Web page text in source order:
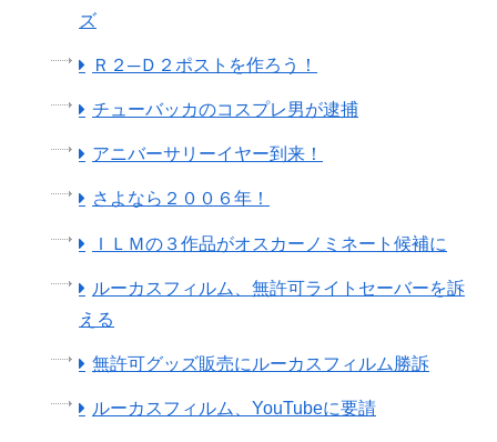
ズ
Ｒ２─Ｄ２ポストを作ろう！
チューバッカのコスプレ男が逮捕
アニバーサリーイヤー到来！
さよなら２００６年！
ＩＬＭの３作品がオスカーノミネート候補に
ルーカスフィルム、無許可ライトセーバーを訴
える
無許可グッズ販売にルーカスフィルム勝訴
ルーカスフィルム、YouTubeに要請